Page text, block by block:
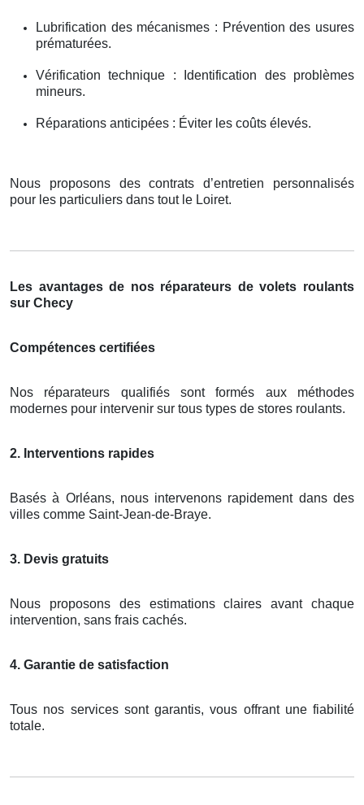
Lubrification des mécanismes : Prévention des usures
prématurées.
Vérification technique : Identification des problèmes
mineurs.
Réparations anticipées : Éviter les coûts élevés.
Nous proposons des contrats d’entretien personnalisés
pour les particuliers dans tout le Loiret.
Les avantages de nos réparateurs de volets roulants
sur Checy
Compétences certifiées
Nos réparateurs qualifiés sont formés aux méthodes
modernes pour intervenir sur tous types de stores roulants.
2. Interventions rapides
Basés à Orléans, nous intervenons rapidement dans des
villes comme Saint-Jean-de-Braye.
3. Devis gratuits
Nous proposons des estimations claires avant chaque
intervention, sans frais cachés.
4. Garantie de satisfaction
Tous nos services sont garantis, vous offrant une fiabilité
totale.